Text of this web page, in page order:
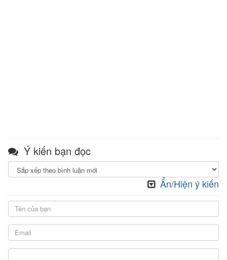
Ý kiến bạn đọc
Ẩn/Hiện ý kiến